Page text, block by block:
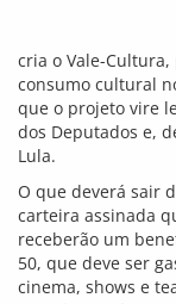
cria o Vale-
consumo cultural
que o projeto vire
dos Deputados e,
Lula.
O que deverá sair
carteira assinada
receberão um
50, que deve ser
cinema, shows e